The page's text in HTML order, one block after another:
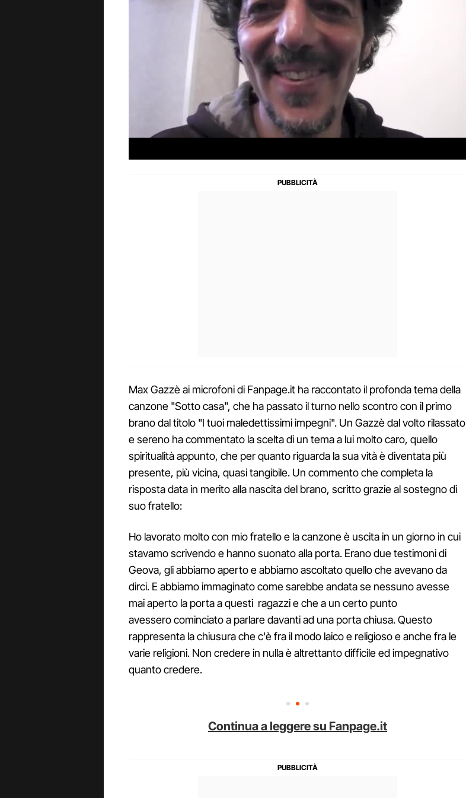
Max Gazzè ai microfoni di Fanpage.it ha raccontato il profonda tema della
canzone "Sotto casa", che ha passato il turno nello scontro con il primo
brano dal titolo "I tuoi maledettissimi impegni". Un Gazzè dal volto rilassato
e sereno ha commentato la scelta di un tema a lui molto caro, quello
spiritualità appunto, che per quanto riguarda la sua vità è diventata più
presente, più vicina, quasi tangibile. Un commento che completa la
risposta data in merito alla nascita del brano, scritto grazie al sostegno di
suo fratello:
Ho lavorato molto con mio fratello e la canzone è uscita in un giorno in cui
stavamo scrivendo e hanno suonato alla porta. Erano due testimoni di
Geova, gli abbiamo aperto e abbiamo ascoltato quello che avevano da
dirci. E abbiamo immaginato come sarebbe andata se nessuno avesse
mai aperto la porta a questi ragazzi e che a un certo punto
avessero cominciato a parlare davanti ad una porta chiusa. Questo
rappresenta la chiusura che c'è fra il modo laico e religioso e anche fra le
varie religioni. Non credere in nulla è altrettanto difficile ed impegnativo
quanto credere.
Continua a leggere su Fanpage.it